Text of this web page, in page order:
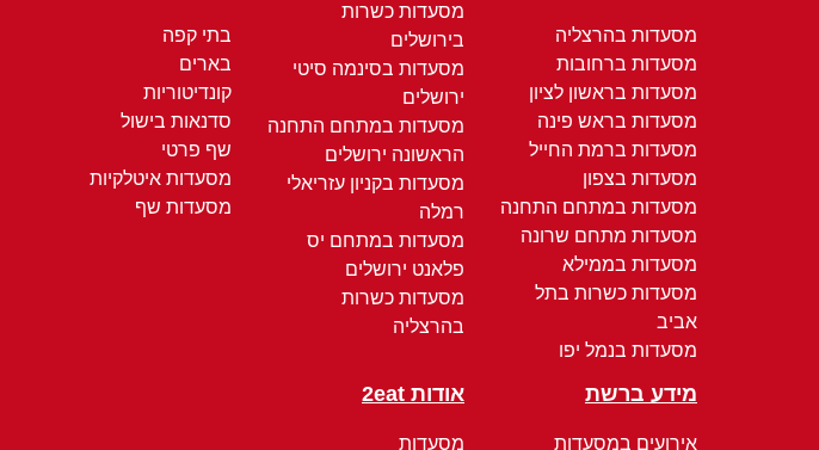
מסעדות בהרצליה
מסעדות ברחובות
מסעדות בראשון לציון
מסעדות בראש פינה
מסעדות ברמת החייל
מסעדות בצפון
מסעדות במתחם התחנה
מסעדות מתחם שרונה
מסעדות בממילא
מסעדות כשרות בתל
אביב
מסעדות בנמל יפו
מסעדות כשרות
בירושלים
מסעדות בסינמה סיטי
ירושלים
מסעדות במתחם התחנה
הראשונה ירושלים
מסעדות בקניון עזריאלי
רמלה
מסעדות במתחם יס
פלאנט ירושלים
מסעדות כשרות
בהרצליה
בתי קפה
בארים
קונדיטוריות
סדנאות בישול
שף פרטי
מסעדות איטלקיות
מסעדות שף
מידע ברשת
אירועים במסעדות
אודות 2eat
מסעדות